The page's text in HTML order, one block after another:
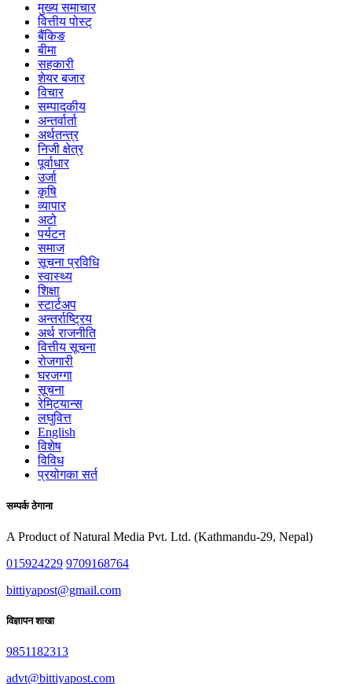
मुख्य समाचार
वित्तीय पोस्ट्
बैंकिङ
बीमा
सहकारी
शेयर बजार
विचार
सम्पादकीय
अन्तर्वार्ता
अर्थतन्त्र
निजी क्षेत्र
पूर्वाधार
उर्जा
कृषि
व्यापार
अटो
पर्यटन
समाज
सूचना प्रविधि
स्वास्थ्य
शिक्षा
स्टार्टअप
अन्तर्राष्ट्रिय
अर्थ राजनीति
वित्तीय सूचना
रोजगारी
घरजग्गा
सूचना
रेमिट्यान्स
लघुवित्त
English
विशेष
विविध
प्रयोगका सर्त
सम्पर्क ठेगाना
A Product of Natural Media Pvt. Ltd. (Kathmandu-29, Nepal)
015924229 9709168764
bittiyapost@gmail.com
विज्ञापन शाखा
9851182313
advt@bittiyapost.com